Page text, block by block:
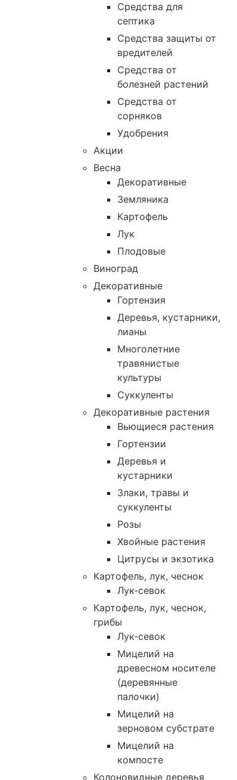
Средства для
септика
Средства защиты от
вредителей
Средства от
болезней растений
Средства от
сорняков
Удобрения
Акции
Весна
Декоративные
Земляника
Картофель
Лук
Плодовые
Виноград
Декоративные
Гортензия
Деревья, кустарники,
лианы
Многолетние
травянистые
культуры
Суккуленты
Декоративные растения
Вьющиеся растения
Гортензии
Деревья и
кустарники
Злаки, травы и
суккуленты
Розы
Хвойные растения
Цитрусы и экзотика
Картофель, лук, чеснок
Лук-севок
Картофель, лук, чеснок,
грибы
Лук-севок
Мицелий на
древесном носителе
(деревянные
палочки)
Мицелий на
зерновом субстрате
Мицелий на
компосте
Колоновидные деревья